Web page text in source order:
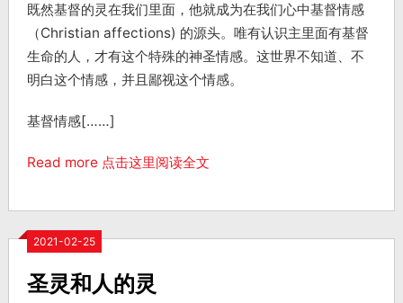
既然基督的灵在我们里面，他就成为在我们心中基督情感
（Christian affections) 的源头。唯有认识主里面有基督
生命的人，才有这个特殊的神圣情感。这世界不知道、不
明白这个情感，并且鄙视这个情感。
基督情感[……]
Read more 点击这里阅读全文
2021-02-25
圣灵和人的灵